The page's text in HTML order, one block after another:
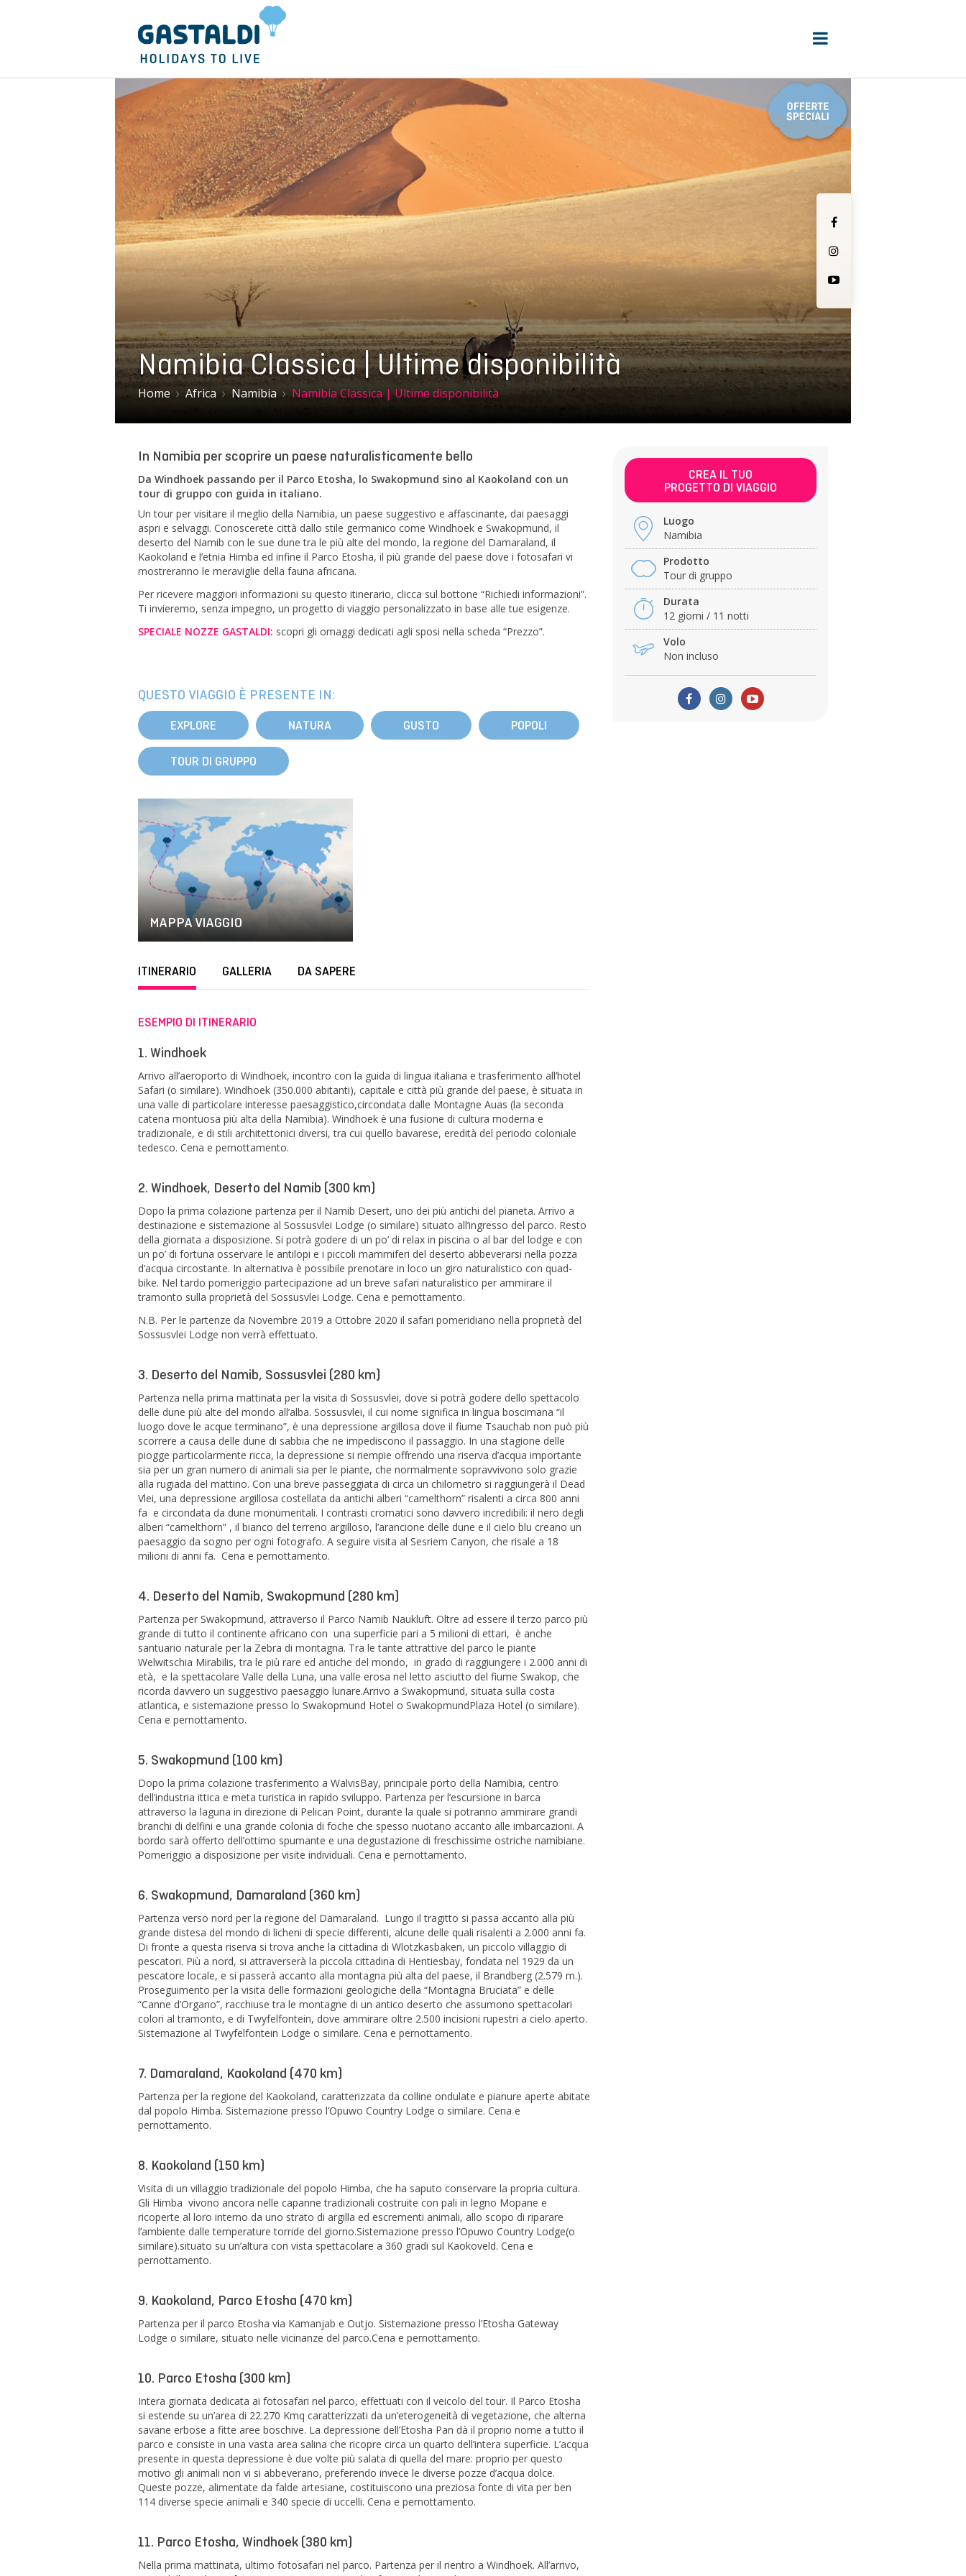
Namibia Classica | Ultime disponibilità
Home Africa Namibia Namibia Classica | Ultime disponibilità
In Namibia per scoprire un paese naturalisticamente bello
Da Windhoek passando per il Parco Etosha, lo Swakopmund sino al Kaokoland con un
tour di gruppo con guida in italiano.
Un tour per visitare il meglio della Namibia, un paese suggestivo e affascinante, dai paesaggi
aspri e selvaggi. Conoscerete città dallo stile germanico come Windhoek e Swakopmund, il
deserto del Namib con le sue dune tra le più alte del mondo, la regione del Damaraland, il
Kaokoland e l’etnia Himba ed infine il Parco Etosha, il più grande del paese dove i fotosafari vi
mostreranno le meraviglie della fauna africana.
Per ricevere maggiori informazioni su questo itinerario, clicca sul bottone “Richiedi informazioni”.
Ti invieremo, senza impegno, un progetto di viaggio personalizzato in base alle tue esigenze.
SPECIALE NOZZE GASTALDI: scopri gli omaggi dedicati agli sposi nella scheda “Prezzo”.
QUESTO VIAGGIO È PRESENTE IN:
EXPLORE NATURA GUSTO POPOLI
TOUR DI GRUPPO
MAPPA VIAGGIO
ITINERARIO GALLERIA DA SAPERE
ESEMPIO DI ITINERARIO
1. Windhoek
Arrivo all’aeroporto di Windhoek, incontro con la guida di lingua italiana e trasferimento all’hotel
Safari (o similare). Windhoek (350.000 abitanti), capitale e città più grande del paese, è situata in
una valle di particolare interesse paesaggistico,circondata dalle Montagne Auas (la seconda
catena montuosa più alta della Namibia). Windhoek è una fusione di cultura moderna e
tradizionale, e di stili architettonici diversi, tra cui quello bavarese, eredità del periodo coloniale
tedesco. Cena e pernottamento.
2. Windhoek, Deserto del Namib (300 km)
Dopo la prima colazione partenza per il Namib Desert, uno dei più antichi del pianeta. Arrivo a
destinazione e sistemazione al Sossusvlei Lodge (o similare) situato all’ingresso del parco. Resto
della giornata a disposizione. Si potrà godere di un po’ di relax in piscina o al bar del lodge e con
un po’ di fortuna osservare le antilopi e i piccoli mammiferi del deserto abbeverarsi nella pozza
d’acqua circostante. In alternativa è possibile prenotare in loco un giro naturalistico con quad-
bike. Nel tardo pomeriggio partecipazione ad un breve safari naturalistico per ammirare il
tramonto sulla proprietà del Sossusvlei Lodge. Cena e pernottamento.
N.B. Per le partenze da Novembre 2019 a Ottobre 2020 il safari pomeridiano nella proprietà del
Sossusvlei Lodge non verrà effettuato.
3. Deserto del Namib, Sossusvlei (280 km)
Partenza nella prima mattinata per la visita di Sossusvlei, dove si potrà godere dello spettacolo
delle dune più alte del mondo all’alba. Sossusvlei, il cui nome significa in lingua boscimana “il
luogo dove le acque terminano”, è una depressione argillosa dove il fiume Tsauchab non può più
scorrere a causa delle dune di sabbia che ne impediscono il passaggio. In una stagione delle
piogge particolarmente ricca, la depressione si riempie offrendo una riserva d’acqua importante
sia per un gran numero di animali sia per le piante, che normalmente sopravvivono solo grazie
alla rugiada del mattino. Con una breve passeggiata di circa un chilometro si raggiungerà il Dead
Vlei, una depressione argillosa costellata da antichi alberi “camelthorn” risalenti a circa 800 anni
fa e circondata da dune monumentali. I contrasti cromatici sono davvero incredibili: il nero degli
alberi “camelthorn” , il bianco del terreno argilloso, l’arancione delle dune e il cielo blu creano un
paesaggio da sogno per ogni fotografo. A seguire visita al Sesriem Canyon, che risale a 18
milioni di anni fa. Cena e pernottamento.
4. Deserto del Namib, Swakopmund (280 km)
Partenza per Swakopmund, attraverso il Parco Namib Naukluft. Oltre ad essere il terzo parco più
grande di tutto il continente africano con una superficie pari a 5 milioni di ettari, è anche
santuario naturale per la Zebra di montagna. Tra le tante attrattive del parco le piante
Welwitschia Mirabilis, tra le più rare ed antiche del mondo, in grado di raggiungere i 2.000 anni di
età, e la spettacolare Valle della Luna, una valle erosa nel letto asciutto del fiume Swakop, che
ricorda davvero un suggestivo paesaggio lunare.Arrivo a Swakopmund, situata sulla costa
atlantica, e sistemazione presso lo Swakopmund Hotel o SwakopmundPlaza Hotel (o similare).
Cena e pernottamento.
5. Swakopmund (100 km)
Dopo la prima colazione trasferimento a WalvisBay, principale porto della Namibia, centro
dell’industria ittica e meta turistica in rapido sviluppo. Partenza per l’escursione in barca
attraverso la laguna in direzione di Pelican Point, durante la quale si potranno ammirare grandi
branchi di delfini e una grande colonia di foche che spesso nuotano accanto alle imbarcazioni. A
bordo sarà offerto dell’ottimo spumante e una degustazione di freschissime ostriche namibiane.
Pomeriggio a disposizione per visite individuali. Cena e pernottamento.
6. Swakopmund, Damaraland (360 km)
Partenza verso nord per la regione del Damaraland. Lungo il tragitto si passa accanto alla più
grande distesa del mondo di licheni di specie differenti, alcune delle quali risalenti a 2.000 anni fa.
Di fronte a questa riserva si trova anche la cittadina di Wlotzkasbaken, un piccolo villaggio di
pescatori. Più a nord, si attraverserà la piccola cittadina di Hentiesbay, fondata nel 1929 da un
pescatore locale, e si passerà accanto alla montagna più alta del paese, il Brandberg (2.579 m.).
Proseguimento per la visita delle formazioni geologiche della “Montagna Bruciata” e delle
“Canne d’Organo”, racchiuse tra le montagne di un antico deserto che assumono spettacolari
colori al tramonto, e di Twyfelfontein, dove ammirare oltre 2.500 incisioni rupestri a cielo aperto.
Sistemazione al Twyfelfontein Lodge o similare. Cena e pernottamento.
7. Damaraland, Kaokoland (470 km)
Partenza per la regione del Kaokoland, caratterizzata da colline ondulate e pianure aperte abitate
dal popolo Himba. Sistemazione presso l’Opuwo Country Lodge o similare. Cena e
pernottamento.
8. Kaokoland (150 km)
Visita di un villaggio tradizionale del popolo Himba, che ha saputo conservare la propria cultura.
Gli Himba vivono ancora nelle capanne tradizionali costruite con pali in legno Mopane e
ricoperte al loro interno da uno strato di argilla ed escrementi animali, allo scopo di riparare
l’ambiente dalle temperature torride del giorno.Sistemazione presso l’Opuwo Country Lodge(o
similare).situato su un’altura con vista spettacolare a 360 gradi sul Kaokoveld. Cena e
pernottamento.
9. Kaokoland, Parco Etosha (470 km)
Partenza per il parco Etosha via Kamanjab e Outjo. Sistemazione presso l’Etosha Gateway
Lodge o similare, situato nelle vicinanze del parco.Cena e pernottamento.
10. Parco Etosha (300 km)
Intera giornata dedicata ai fotosafari nel parco, effettuati con il veicolo del tour. Il Parco Etosha
si estende su un’area di 22.270 Kmq caratterizzati da un’eterogeneità di vegetazione, che alterna
savane erbose a fitte aree boschive. La depressione dell’Etosha Pan dà il proprio nome a tutto il
parco e consiste in una vasta area salina che ricopre circa un quarto dell’intera superficie. L’acqua
presente in questa depressione è due volte più salata di quella del mare: proprio per questo
motivo gli animali non vi si abbeverano, preferendo invece le diverse pozze d’acqua dolce.
Queste pozze, alimentate da falde artesiane, costituiscono una preziosa fonte di vita per ben
114 diverse specie animali e 340 specie di uccelli. Cena e pernottamento.
11. Parco Etosha, Windhoek (380 km)
Nella prima mattinata, ultimo fotosafari nel parco. Partenza per il rientro a Windhoek. All’arrivo,
CREA IL TUO
PROGETTO DI VIAGGIO
Luogo
Namibia
Prodotto
Tour di gruppo
Durata
12 giorni / 11 notti
Volo
Non incluso